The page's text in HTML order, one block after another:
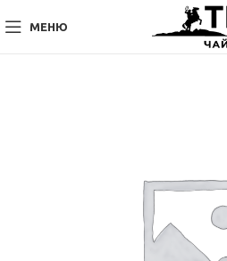
МЕНЮ